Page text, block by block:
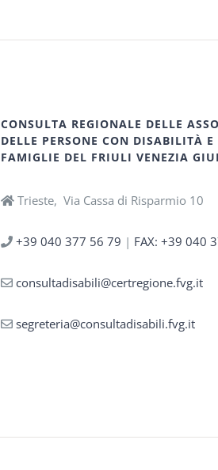
CONSULTA REGIONALE DELLE
DELLE PERSONE CON DISABILITÀ E
FAMIGLIE DEL FRIULI VENEZIA
Trieste, Via Cassa di Risparmio 10
+39 040 377 56 79 | FAX: +39 040
consultadisabili@certregione.fvg.it
segreteria@consultadisabili.fvg.it